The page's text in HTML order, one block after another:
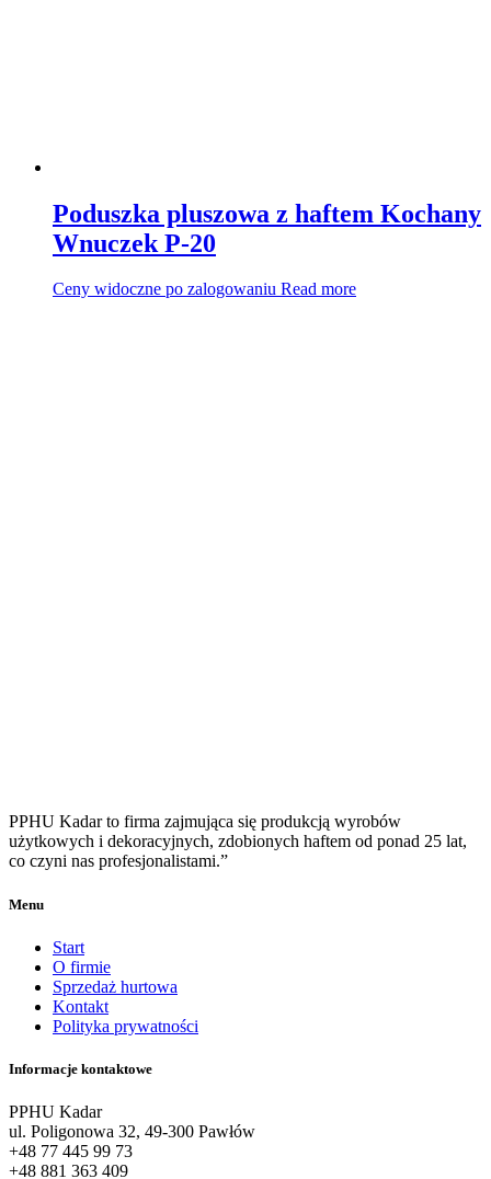
Poduszka pluszowa z haftem Kochany
Wnuczek P-20
Ceny widoczne po zalogowaniu Read more
PPHU Kadar to firma zajmująca się produkcją wyrobów
użytkowych i dekoracyjnych, zdobionych haftem od ponad 25 lat,
co czyni nas profesjonalistami.”
Menu
Start
O firmie
Sprzedaż hurtowa
Kontakt
Polityka prywatności
Informacje kontaktowe
PPHU Kadar
ul. Poligonowa 32, 49-300 Pawłów
+48 77 445 99 73
+48 881 363 409